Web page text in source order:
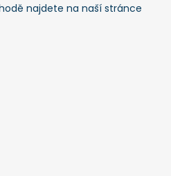
najdete na naší stránce